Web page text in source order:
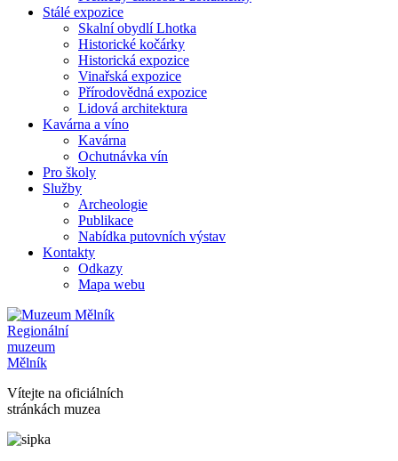
Stálé expozice
Skalní obydlí Lhotka
Historické kočárky
Historická expozice
Vinařská expozice
Přírodovědná expozice
Lidová architektura
Kavárna a víno
Kavárna
Ochutnávka vín
Pro školy
Služby
Archeologie
Publikace
Nabídka putovních výstav
Kontakty
Odkazy
Mapa webu
Regionální
muzeum
Mělník
Vítejte na oficiálních
stránkách muzea